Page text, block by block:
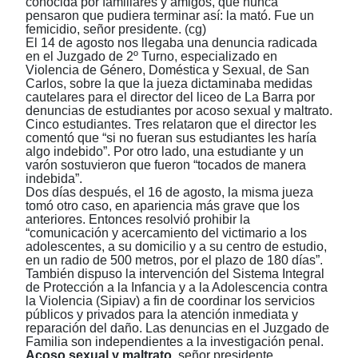
pensaron que pudiera terminar así: la mató. Fue un
femicidio, señor presidente. (cg)
El 14 de agosto nos llegaba una denuncia radicada
en el Juzgado de 2º Turno, especializado en
Violencia de Género, Doméstica y Sexual, de San
Carlos, sobre la que la jueza dictaminaba medidas
cautelares para el director del liceo de La Barra por
denuncias de estudiantes por acoso sexual y maltrato.
Cinco estudiantes. Tres relataron que el director les
comentó que “si no fueran sus estudiantes les haría
algo indebido”. Por otro lado, una estudiante y un
varón sostuvieron que fueron “tocados de manera
indebida”.
Dos días después, el 16 de agosto, la misma jueza
tomó otro caso, en apariencia más grave que los
anteriores. Entonces resolvió prohibir la
“comunicación y acercamiento del victimario a los
adolescentes, a su domicilio y a su centro de estudio,
en un radio de 500 metros, por el plazo de 180 días”.
También dispuso la intervención del Sistema Integral
de Protección a la Infancia y a la Adolescencia contra
la Violencia (Sipiav) a fin de coordinar los servicios
públicos y privados para la atención inmediata y
reparación del daño. Las denuncias en el Juzgado de
Familia son independientes a la investigación penal.
Acoso sexual y maltrato, señor presidente.